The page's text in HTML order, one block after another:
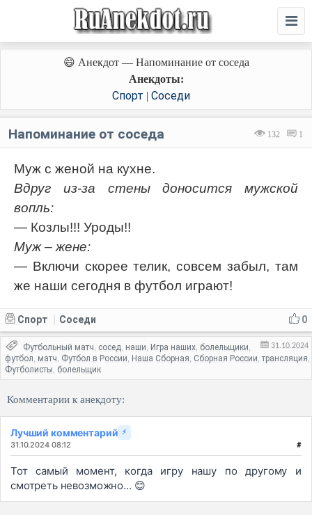
😄 Анекдот — Напоминание от соседа
Анекдоты:
Спорт | Соседи
132 1
Напоминание от соседа
Муж с женой на кухне.
Вдруг из-за стены доносится мужской
вопль:
— Козлы!!! Уроды!!
Муж – жене:
— Включи скорее телик, совсем забыл, там
же наши сегодня в футбол играют!
0
Спорт Соседи
31.10.2024
Футбольный матч, сосед, наши, Игра наших, болельщики,
футбол, матч, Футбол в России, Наша Сборная, Сборная России,трансляция,
Футболисты, болельщик
Комментарии к анекдоту:
Лучший комментарий ⚡
31.10.2024 08:12 #
Тот самый момент, когда игру нашу по другому и
смотреть невозможно... 😊